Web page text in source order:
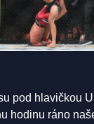
pod hlavičkou
hodinu ráno